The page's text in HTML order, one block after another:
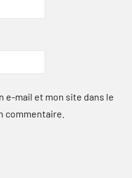
e-mail et mon site dans le
commentaire.